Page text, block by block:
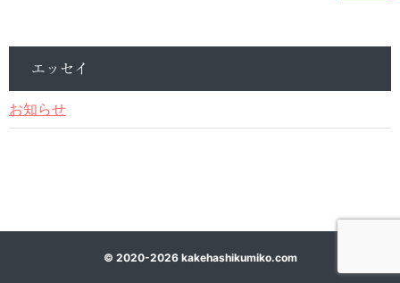
エッセイ
お知らせ
© 2020-2026 kakehashikumiko.com